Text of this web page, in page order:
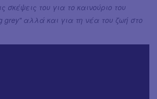
σκέψεις του για το καινούριο του
grey" αλλά και για τη νέα του ζωή στο